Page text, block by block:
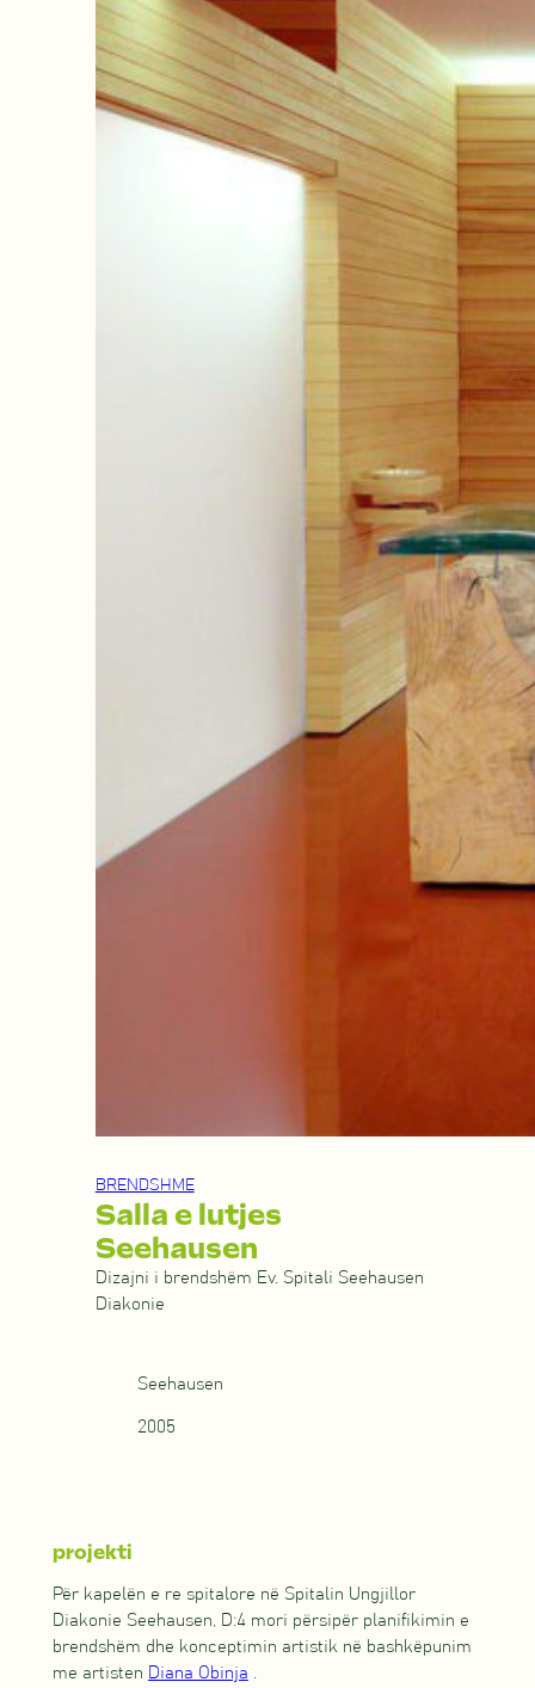
BRENDSHME
Salla e lutjes
Seehausen
Dizajni i brendshëm Ev. Spitali Seehausen
Diakonie
Seehausen
2005
projekti
Për kapelën e re spitalore në Spitalin Ungjillor
Diakonie Seehausen, D:4 mori përsipër planifikimin e
brendshëm dhe konceptimin artistik në bashkëpunim
me artisten
Diana Obinja